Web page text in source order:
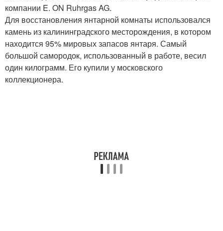
компании E. ON Ruhrgas AG.
Для восстановления янтарной комнаты использовался
камень из калининградского месторождения, в котором
находится 95% мировых запасов янтаря. Самый
большой самородок, использованный в работе, весил
один килограмм. Его купили у московского
коллекционера.